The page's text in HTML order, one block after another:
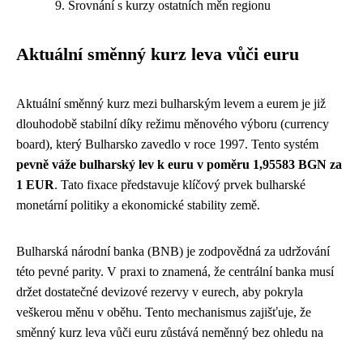
Srovnání s kurzy ostatních měn regionu
Aktuální směnný kurz leva vůči euru
Aktuální směnný kurz mezi bulharským levem a eurem je již
dlouhodobě stabilní díky režimu měnového výboru (currency
board), který Bulharsko zavedlo v roce 1997. Tento systém
pevně váže bulharský lev k euru v poměru 1,95583 BGN za
1 EUR. Tato fixace představuje klíčový prvek bulharské
monetární politiky a ekonomické stability země.
Bulharská národní banka (BNB) je zodpovědná za udržování
této pevné parity. V praxi to znamená, že centrální banka musí
držet dostatečné devizové rezervy v eurech, aby pokryla
veškerou měnu v oběhu. Tento mechanismus zajišťuje, že
směnný kurz leva vůči euru zůstává neměnný bez ohledu na